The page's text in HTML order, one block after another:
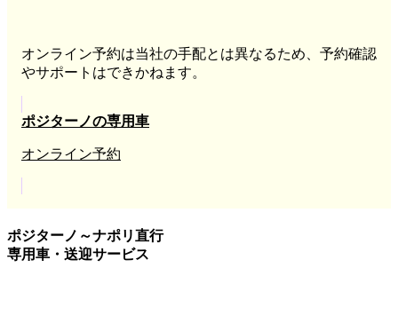
オンライン予約は当社の手配とは異なるため、予約確認
やサポートはできかねます。
ポジターノの専用車
オンライン予約
ポジターノ～ナポリ直行
専用車・送迎サービス